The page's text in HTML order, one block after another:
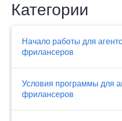
Категории
Начало работы для
фрилансеров
Условия программы для
фрилансеров